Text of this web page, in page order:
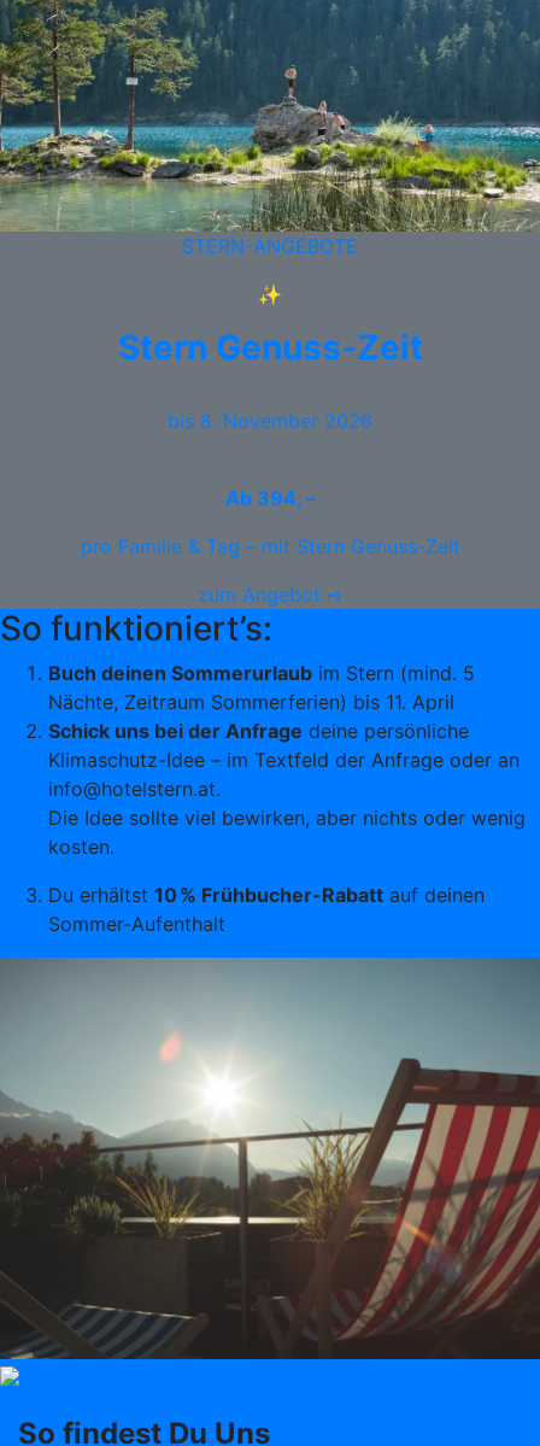
STERN-ANGEBOTE
✨
Stern Genuss-Zeit
bis 8. November 2026
Ab 394, –
pro Familie & Tag – mit Stern Genuss-Zeit
zum Angebot ➺
So funktioniert’s:
Buch deinen Sommerurlaub im Stern (mind. 5
Nächte, Zeitraum Sommerferien) bis 11. April
Schick uns bei der Anfrage deine persönliche
Klimaschutz-Idee – im Textfeld der Anfrage oder an
info@hotelstern.at.
Die Idee sollte viel bewirken, aber nichts oder wenig
kosten.
Du erhältst 10 % Frühbucher-Rabatt auf deinen
Sommer-Aufenthalt
So findest Du Uns